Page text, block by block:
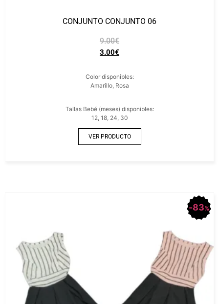
CONJUNTO CONJUNTO 06
9.00€
3.00€
Color disponibles:
Amarillo, Rosa
Tallas Bebé (meses) disponibles:
12, 18, 24, 30
VER PRODUCTO
83%